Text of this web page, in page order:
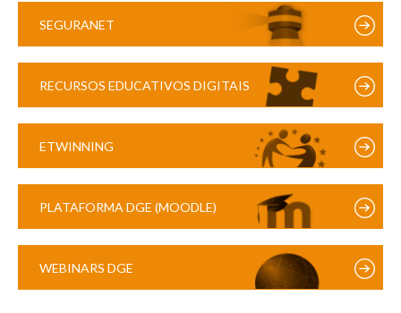
SEGURANET
RECURSOS EDUCATIVOS DIGITAIS
ETWINNING
PLATAFORMA DGE (MOODLE)
WEBINARS DGE